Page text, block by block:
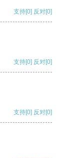
支持[0] 反对[0]
支持[0] 反对[0]
支持[0] 反对[0]